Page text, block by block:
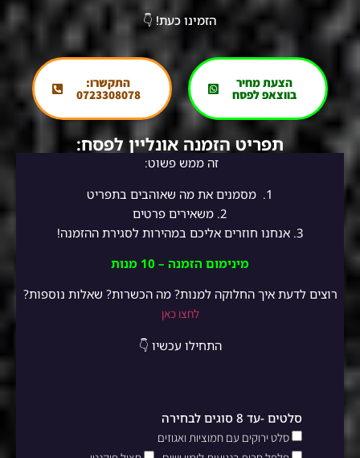
הזמינו כעת! 👇
הצעת מחיר
בווצאפ לפסח
התקשרו:
0723308078
תפריט הזמנה אונליין לפסח:
זה ממש פשוט:
1.
מסמנים את מה שאוהבים בתפריט
2. משאירים פרטים
3. אנחנו חוזרים אליכם במהירות לסגירת ההזמנה!
מינימום הזמנה – 10 מנות
רוצים לדעת איך החלוקה למנות? מה הכשרות? שאלות נוספות?
לחצו כאן
התחילו עכשיו 👇
סלטים -עד 8 סוגים לבחירה
סלט ירוקים עם חמוציות ואגוזים